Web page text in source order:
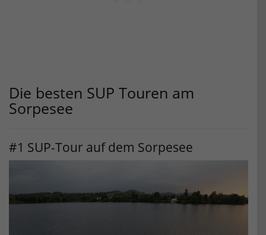
Die besten SUP Touren am
Sorpesee
#1 SUP-Tour auf dem Sorpesee